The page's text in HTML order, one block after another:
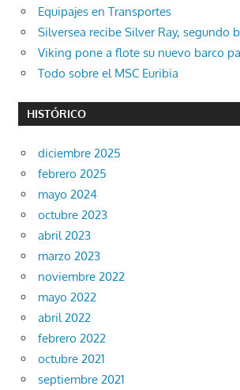
Equipajes en Transportes
Silversea recibe Silver Ray, segundo
Viking pone a flote su nuevo barco
Todo sobre el MSC Euribia
HISTÓRICO
diciembre 2025
febrero 2025
mayo 2024
octubre 2023
abril 2023
marzo 2023
noviembre 2022
mayo 2022
abril 2022
febrero 2022
octubre 2021
septiembre 2021